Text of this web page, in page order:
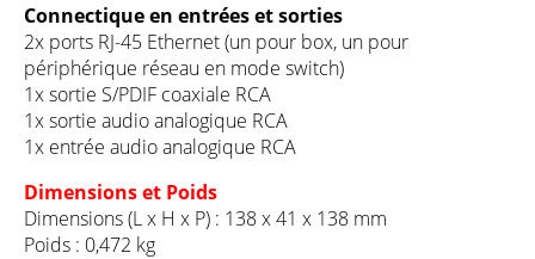
Connectique en entrées et sorties
2x ports RJ-45 Ethernet (un pour box, un pour
périphérique réseau en mode switch)
1x sortie S/PDIF coaxiale RCA
1x sortie audio analogique RCA
1x entrée audio analogique RCA
Dimensions et Poids
Dimensions (L x H x P) : 138 x 41 x 138 mm
Poids : 0,472 kg